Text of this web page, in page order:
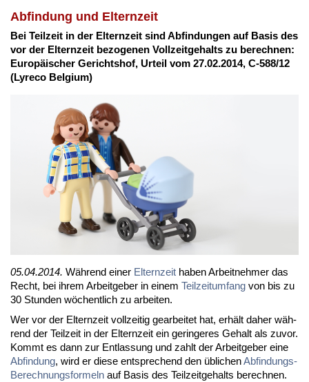
Ab­fin­dung und El­tern­zeit
Bei Teil­zeit in der El­tern­zeit sind Ab­fin­dun­gen auf Ba­sis des
vor der El­tern­zeit be­zo­ge­nen Voll­zeit­ge­halts zu be­rech­nen:
Eu­ro­päi­scher Ge­richts­hof, Ur­teil vom 27.02.2014, C-588/12
(Ly­re­co Bel­gi­um)
05.04.2014. Wäh­rend ei­ner El­tern­zeit ha­ben Ar­beit­neh­mer das
Recht, bei ih­rem Ar­beit­ge­ber in ei­nem Teil­zeit­um­fang von bis zu
30 St­un­den wö­chent­lich zu ar­bei­ten.
Wer vor der El­tern­zeit voll­zei­tig ge­ar­bei­tet hat, er­hält da­her wäh­
rend der Teil­zeit in der El­tern­zeit ein ge­rin­ge­res Ge­halt als zu­vor.
Kommt es dann zur Ent­las­sung und zahlt der Ar­beit­ge­ber ei­ne
Ab­fin­dung, wird er die­se ent­spre­chend den üb­li­chenAb­fin­dungs-
Be­rech­nungs­for­meln auf Ba­sis des Teil­zeit­ge­halts be­rech­nen.